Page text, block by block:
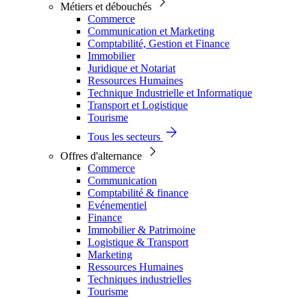
Métiers et débouchés
Commerce
Communication et Marketing
Comptabilité, Gestion et Finance
Immobilier
Juridique et Notariat
Ressources Humaines
Technique Industrielle et Informatique
Transport et Logistique
Tourisme
Tous les secteurs
Offres d'alternance
Commerce
Communication
Comptabilité & finance
Evénementiel
Finance
Immobilier & Patrimoine
Logistique & Transport
Marketing
Ressources Humaines
Techniques industrielles
Tourisme